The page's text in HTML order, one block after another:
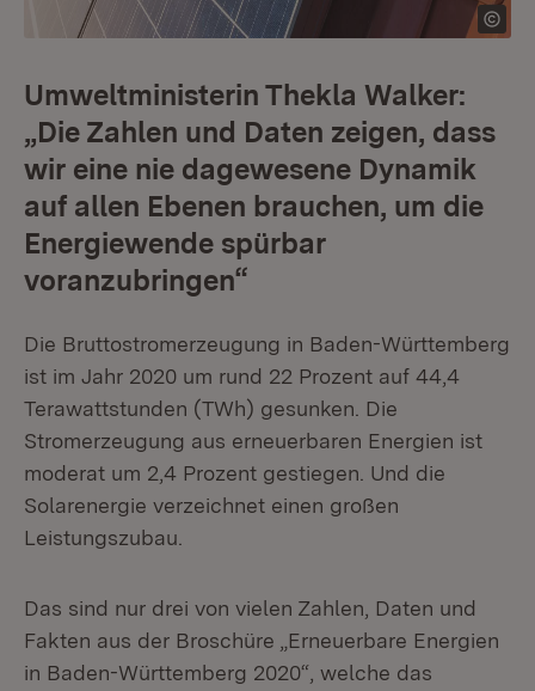
Umweltministerin Thekla Walker:
„Die Zahlen und Daten zeigen, dass
wir eine nie dagewesene Dynamik
auf allen Ebenen brauchen, um die
Energiewende spürbar
voranzubringen“
Die Bruttostromerzeugung in Baden-Württemberg
ist im Jahr 2020 um rund 22 Prozent auf 44,4
Terawattstunden (TWh) gesunken. Die
Stromerzeugung aus erneuerbaren Energien ist
moderat um 2,4 Prozent gestiegen. Und die
Solarenergie verzeichnet einen großen
Leistungszubau.
Das sind nur drei von vielen Zahlen, Daten und
Fakten aus der Broschüre „Erneuerbare Energien
in Baden-Württemberg 2020“, welche das